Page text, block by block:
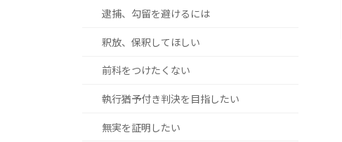
逮捕、勾留を避けるには
釈放、保釈してほしい
前科をつけたくない
執行猶予付き判決を目指したい
無実を証明したい